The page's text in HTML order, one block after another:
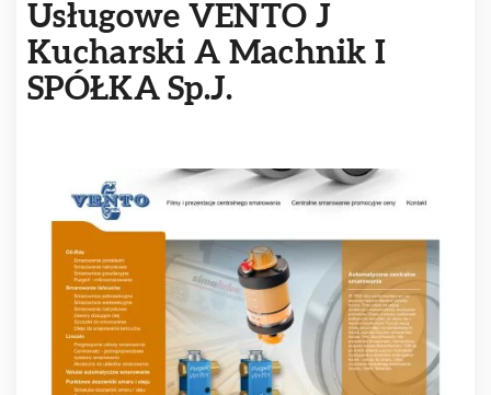
Usługowe VENTO J
Kucharski A Machnik I
SPÓŁKA Sp.J.